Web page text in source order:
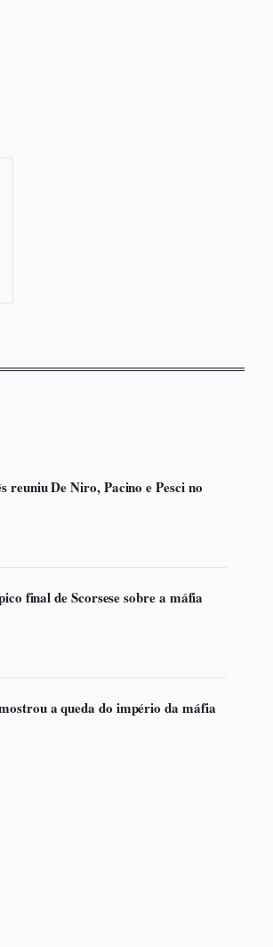
reuniu De Niro, Pacino e Pesci no
final de Scorsese sobre a máfia
a queda do império da máfia